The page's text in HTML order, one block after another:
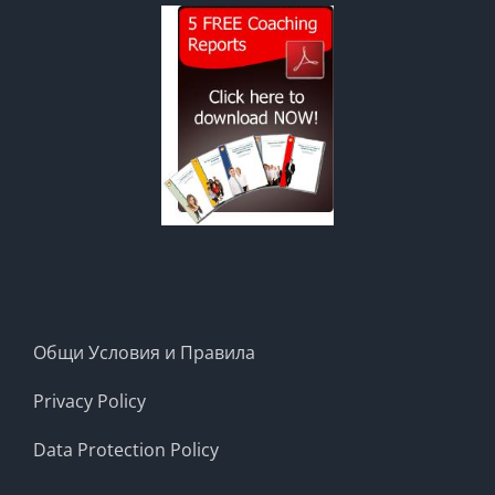
Общи Условия и Правила
Privacy Policy
Data Protection Policy